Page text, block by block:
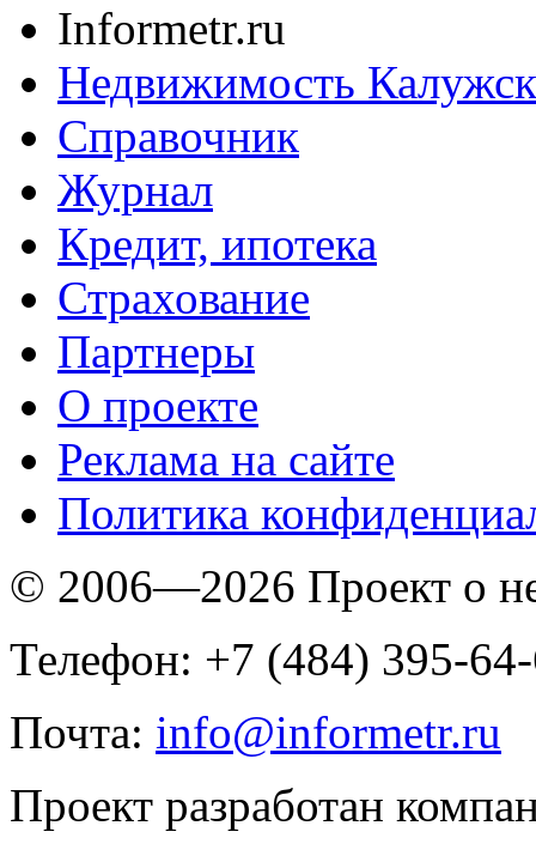
Informetr.ru
Недвижимость
Справочник
Журнал
Кредит, ипотека
Страхование
Партнеры
O проекте
Реклама на сайте
Политика
© 2006—2026 Проект о
Телефон: +7 (484) 395-
Почта: info@informetr.ru
Проект разработан